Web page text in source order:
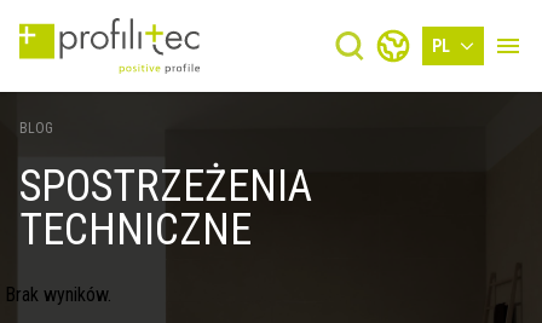
PL
BLOG
SPOSTRZEŻENIA
TECHNICZNE
Brak wyników.